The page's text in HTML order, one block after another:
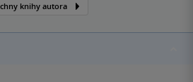
knihy autora